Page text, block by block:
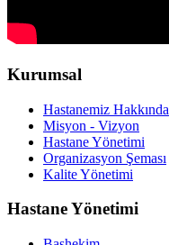
Kurumsal
Hastanemiz Hakkında
Misyon - Vizyon
Hastane Yönetimi
Organizasyon Şeması
Kalite Yönetimi
Hastane Yönetimi